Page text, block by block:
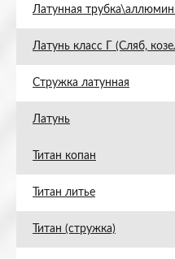
Латунная
Латунь класс Г (Сляб,
Стружка латунная
Латунь
Титан копан
Титан литье
Титан (стружка)